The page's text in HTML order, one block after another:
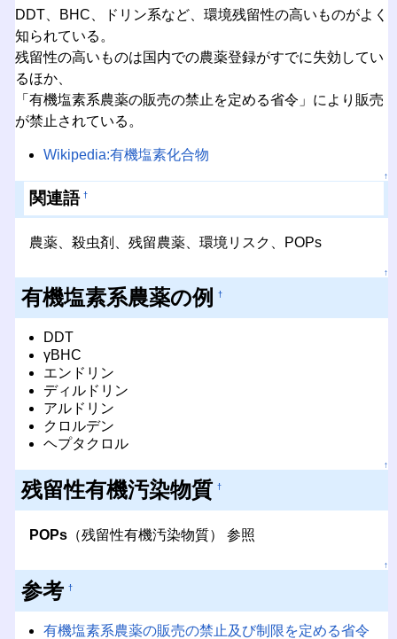
DDT、BHC、ドリン系など、環境残留性の高いものがよく
知られている。
残留性の高いものは国内での農薬登録がすでに失効してい
るほか、
「有機塩素系農薬の販売の禁止を定める省令」により販売
が禁止されている。
Wikipedia:有機塩素化合物
↑
関連語 †
農薬、殺虫剤、残留農薬、環境リスク、POPs
↑
有機塩素系農薬の例 †
DDT
γBHC
エンドリン
ディルドリン
アルドリン
クロルデン
ヘプタクロル
↑
残留性有機汚染物質 †
POPs（残留性有機汚染物質） 参照
↑
参考 †
有機塩素系農薬の販売の禁止及び制限を定める省令